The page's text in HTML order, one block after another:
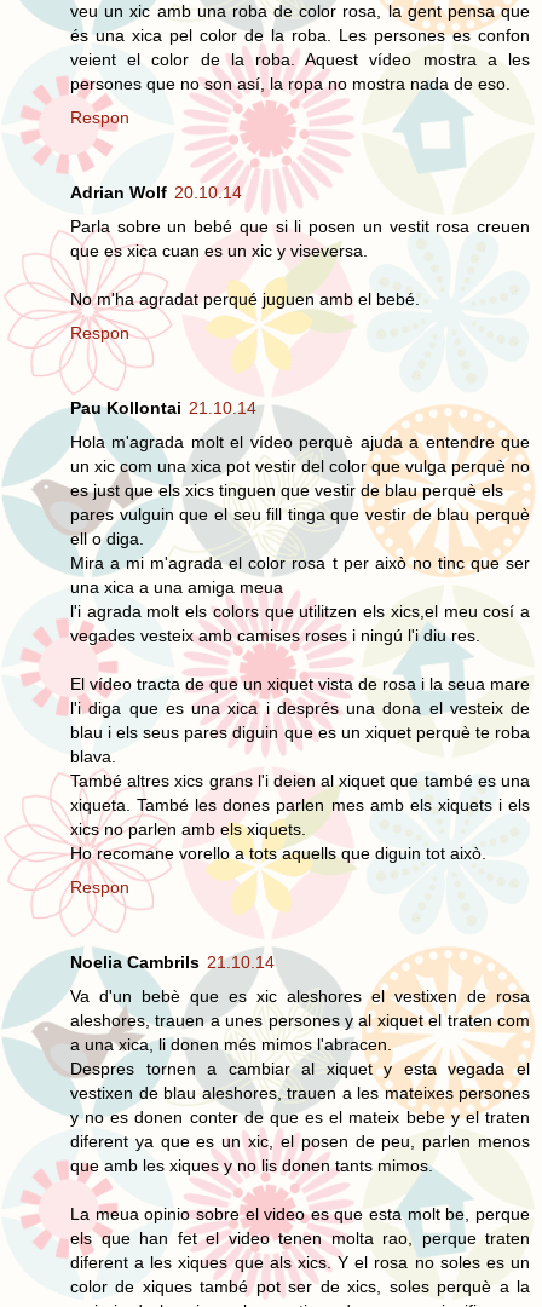
veu un xic amb una roba de color rosa, la gent pensa que
és una xica pel color de la roba. Les persones es confon
veient el color de la roba. Aquest vídeo mostra a les
persones que no son así, la ropa no mostra nada de eso.
Respon
Adrian Wolf 20.10.14
Parla sobre un bebé que si li posen un vestit rosa creuen
que es xica cuan es un xic y viseversa.
No m'ha agradat perqué juguen amb el bebé.
Respon
Pau Kollontai 21.10.14
Hola m'agrada molt el vídeo perquè ajuda a entendre que
un xic com una xica pot vestir del color que vulga perquè no
es just que els xics tinguen que vestir de blau perquè els
pares vulguin que el seu fill tinga que vestir de blau perquè
ell o diga.
Mira a mi m'agrada el color rosa t per això no tinc que ser
una xica a una amiga meua
l'i agrada molt els colors que utilitzen els xics,el meu cosí a
vegades vesteix amb camises roses i ningú l'i diu res.
El vídeo tracta de que un xiquet vista de rosa i la seua mare
l'i diga que es una xica i després una dona el vesteix de
blau i els seus pares diguin que es un xiquet perquè te roba
blava.
També altres xics grans l'i deien al xiquet que també es una
xiqueta. També les dones parlen mes amb els xiquets i els
xics no parlen amb els xiquets.
Ho recomane vorello a tots aquells que diguin tot això.
Respon
Noelia Cambrils 21.10.14
Va d'un bebè que es xic aleshores el vestixen de rosa
aleshores, trauen a unes persones y al xiquet el traten com
a una xica, li donen més mimos l'abracen.
Despres tornen a cambiar al xiquet y esta vegada el
vestixen de blau aleshores, trauen a les mateixes persones
y no es donen conter de que es el mateix bebe y el traten
diferent ya que es un xic, el posen de peu, parlen menos
que amb les xiques y no lis donen tants mimos.
La meua opinio sobre el video es que esta molt be, perque
els que han fet el video tenen molta rao, perque traten
diferent a les xiques que als xics. Y el rosa no soles es un
color de xiques també pot ser de xics, soles perquè a la